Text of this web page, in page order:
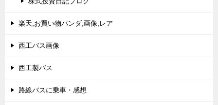
楽天,お買い物パンダ,画像,レア
西工バス画像
西工製バス
路線バスに乗車・感想